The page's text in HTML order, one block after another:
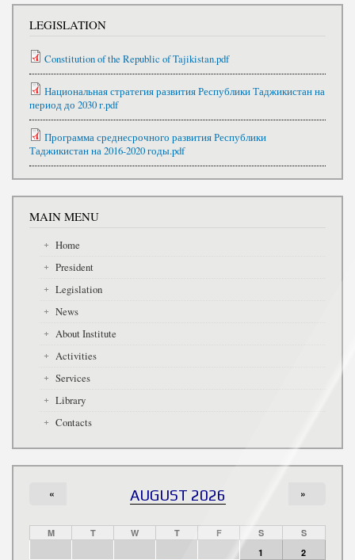
LEGISLATION
Constitution of the Republic of Tajikistan.pdf
Национальная стратегия развития Республики Таджикистан на
период до 2030 г.pdf
Программа среднесрочного развития Республики
Таджикистан на 2016-2020 годы.pdf
MAIN MENU
Home
President
Legislation
News
About Institute
Activities
Services
Library
Contacts
AUGUST 2026
« »
M T W T F S
S
1
2